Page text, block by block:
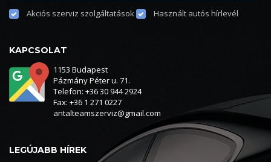
Akciós szerviz szolgáltatások Használt autós hírlevél
KAPCSOLAT
1153 Budapest
Pázmány Péter u. 71.
Telefon: +36 30 944 2924
Fax: +36 1 271 0227
antalteamszerviz@gmail.com
LEGÚJABB HÍREK